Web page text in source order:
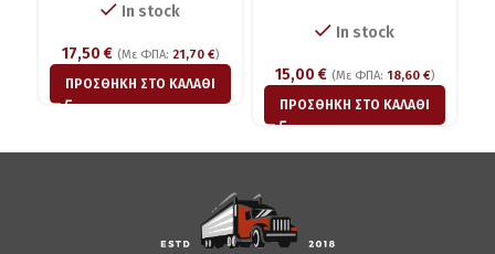
In stock
17,50 € (Με ΦΠΑ: 21,70 €)
ΠΡΟΣΘΉΚΗ ΣΤΟ ΚΑΛΆΘΙ
In stock
15,00 € (Με ΦΠΑ: 18,60 €)
ΠΡΟΣΘΉΚΗ ΣΤΟ ΚΑΛΆΘΙ